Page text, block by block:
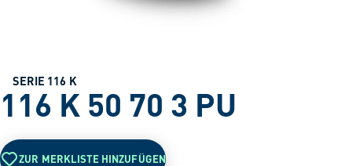
SERIE 116 K
116 K 50 70 3 PU
ZUR MERKLISTE HINZUFÜGEN